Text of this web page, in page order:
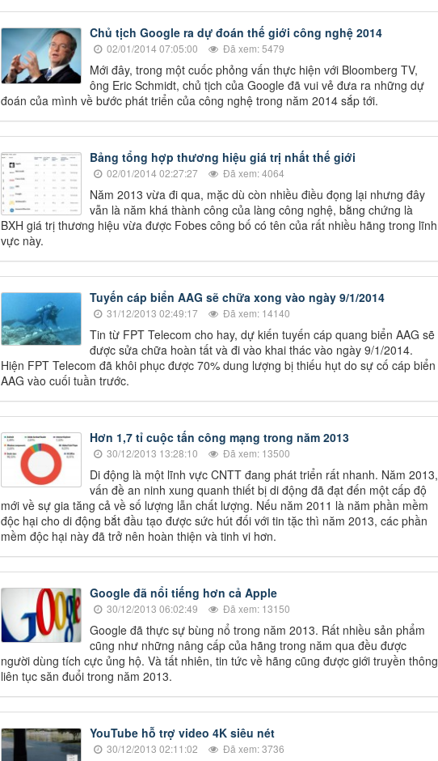
Chủ tịch Google ra dự đoán thế giới công nghệ 2014
02/01/2014 07:05:00 Đã xem: 5479
Mới đây, trong một cuốc phỏng vấn thực hiện với Bloomberg TV,
ông Eric Schmidt, chủ tịch của Google đã vui vẻ đưa ra những dự
đoán của mình về bước phát triển của công nghệ trong năm 2014 sắp tới.
Bảng tổng hợp thương hiệu giá trị nhất thế giới
02/01/2014 02:27:27 Đã xem: 4064
Năm 2013 vừa đi qua, mặc dù còn nhiều điều đọng lại nhưng đây
vẫn là năm khá thành công của làng công nghệ, bằng chứng là
BXH giá trị thương hiệu vừa được Fobes công bố có tên của rất nhiều hãng trong lĩnh
vực này.
Tuyến cáp biển AAG sẽ chữa xong vào ngày 9/1/2014
31/12/2013 02:49:17 Đã xem: 14140
Tin từ FPT Telecom cho hay, dự kiến tuyến cáp quang biển AAG sẽ
được sửa chữa hoàn tất và đi vào khai thác vào ngày 9/1/2014.
Hiện FPT Telecom đã khôi phục được 70% dung lượng bị thiếu hụt do sự cố cáp biển
AAG vào cuối tuần trước.
Hơn 1,7 tỉ cuộc tấn công mạng trong năm 2013
30/12/2013 13:28:10 Đã xem: 13500
Di động là một lĩnh vực CNTT đang phát triển rất nhanh. Năm 2013,
vấn đề an ninh xung quanh thiết bị di động đã đạt đến một cấp độ
mới về sự gia tăng cả về số lượng lẫn chất lượng. Nếu năm 2011 là năm phần mềm
độc hại cho di động bắt đầu tạo được sức hút đối với tin tặc thì năm 2013, các phần
mềm độc hại này đã trở nên hoàn thiện và tinh vi hơn.
Google đã nổi tiếng hơn cả Apple
30/12/2013 06:02:49 Đã xem: 13150
Google đã thực sự bùng nổ trong năm 2013. Rất nhiều sản phẩm
cũng như những nâng cấp của hãng trong năm qua đều được
người dùng tích cực ủng hộ. Và tất nhiên, tin tức về hãng cũng được giới truyền thông
liên tục săn đuổi trong năm 2013.
YouTube hỗ trợ video 4K siêu nét
30/12/2013 02:11:02 Đã xem: 3736